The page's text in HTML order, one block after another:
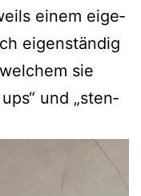
einem eige­
eigen­stän­dig
sie
und „sten­